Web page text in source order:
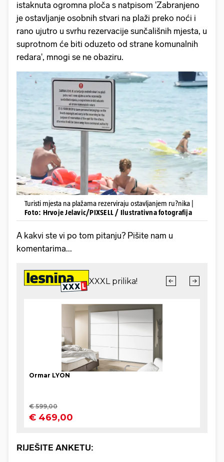
istaknuta ogromna ploča s natpisom 'Zabranjeno
je ostavljanje osobnih stvari na plaži preko noći i
rano ujutro u svrhu rezervacije sunčališnih mjesta, u
suprotnom će biti oduzeto od strane komunalnih
redara', mnogi se ne obaziru.
Turisti mjesta na plažama rezerviraju ostavljanjem ru?nika |
Foto: Hrvoje Jelavic/PIXSELL / Ilustrativna fotografija
A kakvi ste vi po tom pitanju? Pišite nam u
komentarima...
RIJEŠITE ANKETU: